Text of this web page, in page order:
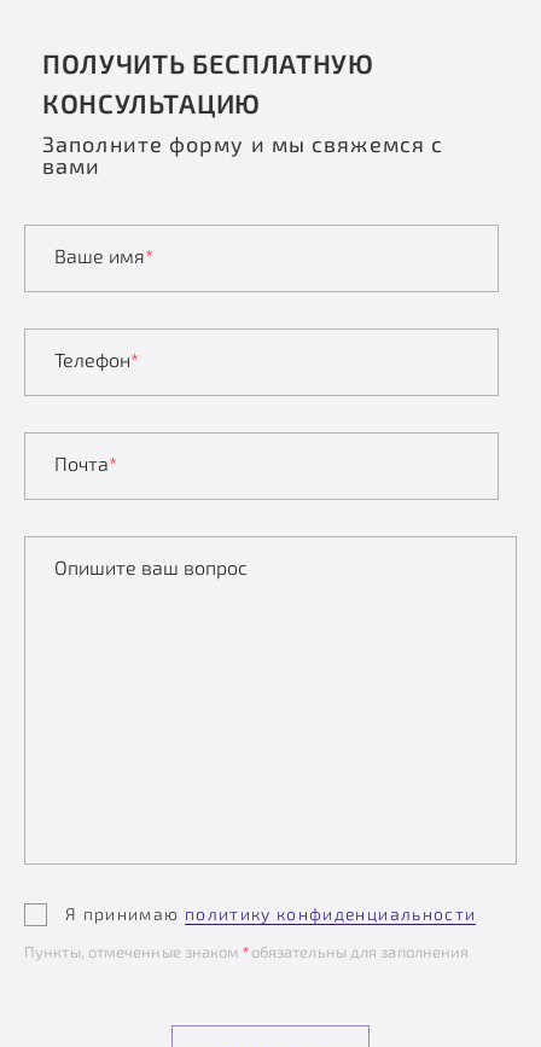
ПОЛУЧИТЬ БЕСПЛАТНУЮ
КОНСУЛЬТАЦИЮ
Заполните форму и мы свяжемся с
вами
Ваше имя*
Телефон*
Почта*
Опишите ваш вопрос
Я принимаю политику конфиденциальности
Пункты, отмеченные знаком *обязательны для заполнения